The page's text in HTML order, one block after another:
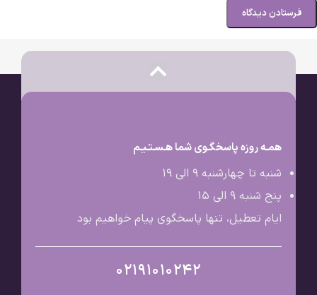
قرص پریورین برای ریزش مو چه تأثیری دارد؟
پریورین با تغذیه فولیکول‌های مو و افزایش خون‌رسانی به پوست سر، رشد موها را تحریک
بسیاری از کاربران در گزارش تجربه مصرف قرص پریورین گفته‌اند که پس از حدود
۲ ماه استفاده، حجم موهایشان بیشتر و مقاومت آن‌ها بهتر شده است.
درباره علت و درمان ریشه‌ای ریزش مو،
⏱ کپسول پریورین چقدر طول می‌کشه اثر کنه؟
همـه روزه پاسخگـوی شما هـسـتـیـم
شنبه تا چهارشنبه 9 الی ۱۹
پنج شنبه 9 الی ۱۵
ایام تعطیل، تنها پاسخگوی پیام خواهیم بود
02191010242